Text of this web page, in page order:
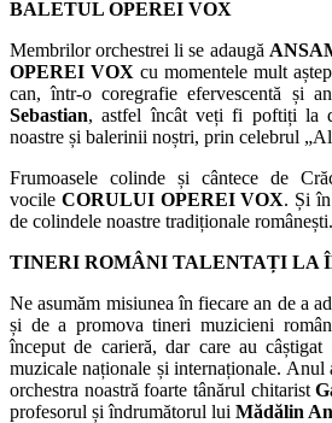
BALETUL OPEREI VOX
Membrilor orchestrei li se adaugă
OPEREI VOX cu momentele mult
can, într-o coregrafie efervescentă și
Sebastian, astfel încât veți fi poftiți la
noastre și balerinii noștri, prin celebrul
Frumoasele colinde și cântece de
vocile CORULUI OPEREI VOX. Și
de colindele noastre tradiționale românești.
TINERI ROMÂNI TALENTAȚI LA
Ne asumăm misiunea în fiecare an de a
și de a promova tineri muzicieni
început de carieră, dar care au
muzicale naționale și internaționale. Anul
orchestra noastră foarte tânărul chitarist
profesorul și îndrumătorul lui Mădălin